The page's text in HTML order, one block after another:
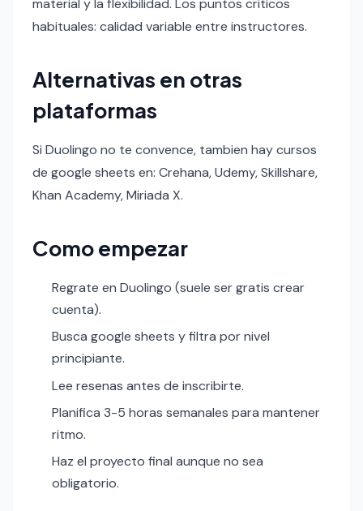
material y la flexibilidad. Los puntos criticos
habituales: calidad variable entre instructores.
Alternativas en otras
plataformas
Si Duolingo no te convence, tambien hay cursos
de google sheets en: Crehana, Udemy, Skillshare,
Khan Academy, Miriada X.
Como empezar
Regrate en Duolingo (suele ser gratis crear
cuenta).
Busca google sheets y filtra por nivel
principiante.
Lee resenas antes de inscribirte.
Planifica 3-5 horas semanales para mantener
ritmo.
Haz el proyecto final aunque no sea
obligatorio.